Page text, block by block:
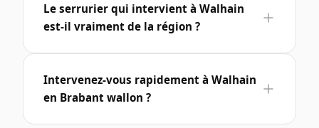
Le serrurier qui intervient à Walhain
est-il vraiment de la région ?
Intervenez-vous rapidement à Walhain
en Brabant wallon ?